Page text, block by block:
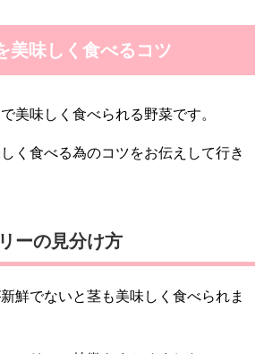
美味しく食べるコツ
美味しく食べられる野菜です。
く食べる為のコツをお伝えして行き
ーの見分け方
鮮でないと茎も美味しく食べられま